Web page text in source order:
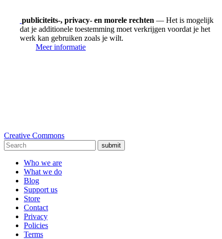
publiciteits-, privacy- en morele rechten — Het is mogelijk
dat je additionele toestemming moet verkrijgen voordat je het
werk kan gebruiken zoals je wilt.
Meer informatie
Creative Commons
submit
Who we are
What we do
Blog
Support us
Store
Contact
Privacy
Policies
Terms